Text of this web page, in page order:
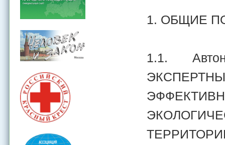
1. ОБЩИЕ
1.1.